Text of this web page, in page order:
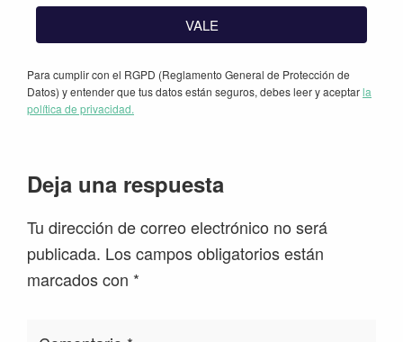
VALE
Para cumplir con el RGPD (Reglamento General de Protección de
Datos) y entender que tus datos están seguros, debes leer y aceptarla
política de privacidad.
Interacciones
los
lectores
Deja una respuesta
Tu dirección de correo electrónico no será
publicada. Los campos obligatorios están
marcados con *